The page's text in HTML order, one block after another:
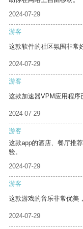
2024-07-29
游客
这款软件的社区氛围非常
2024-07-29
游客
这款加速器VPM应用程序
2024-07-29
游客
这款app的酒店、餐厅推
验。
2024-07-29
游客
这款游戏的音乐非常优美
2024-07-29